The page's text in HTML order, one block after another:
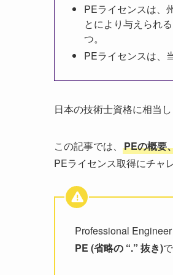
PEライセンスは、
とにより与えられ
つ。
PEライセンスは、
日本の技術士資格に相当し
この記事では、 PEの概要
PEライセンス取得にチャ
Professional
PE (省略の “.” 抜き)